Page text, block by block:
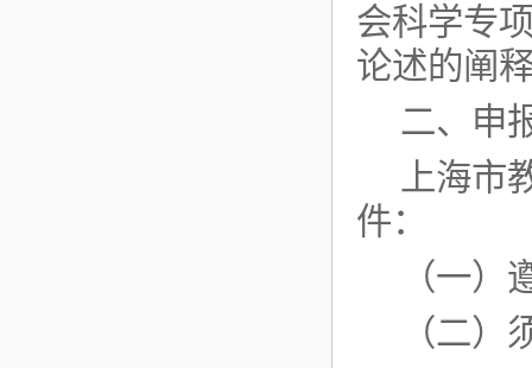
会科学专
论述的阐
二、申
上海市
件：
（一
（二